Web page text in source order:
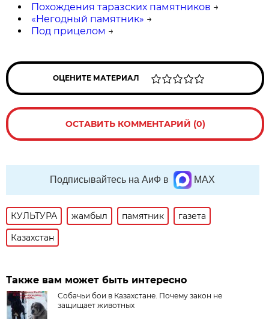
Похождения таразских памятников →
«Негодный памятник» →
Под прицелом →
ОЦЕНИТЕ МАТЕРИАЛ
ОСТАВИТЬ КОММЕНТАРИЙ (0)
Подписывайтесь на АиФ в MAX
КУЛЬТУРА жамбыл памятник
газета
Казахстан
Также вам может быть интересно
Собачьи бои в Казахстане. Почему закон не
защищает животных